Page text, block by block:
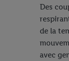
Des
de la
avec